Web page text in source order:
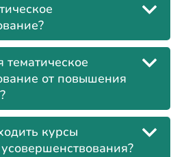
тематическое
от повышения
курсы